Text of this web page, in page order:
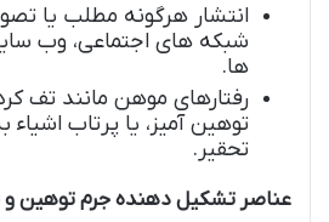
انتشار هرگونه مطلب یا
شبکه های اجتماعی، وب
ها.
رفتارهای موهن مانند تف
توهین آمیز، یا پرتاب
تحقیر.
عناصر تشکیل دهنده جرم توهین